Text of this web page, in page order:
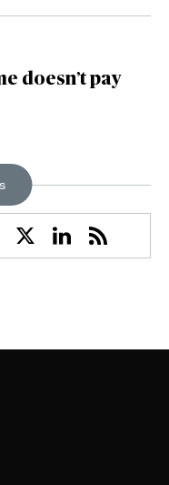
doesn’t pay
TwitterLinkedin
RSS